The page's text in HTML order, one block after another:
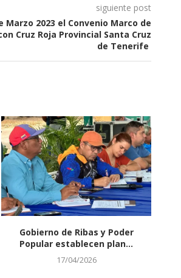
siguiente post
Marzo 2023 el Convenio Marco de
Cruz Roja Provincial Santa Cruz
de Tenerife
Gobierno de Ribas y Poder
Popular establecen plan...
17/04/2026